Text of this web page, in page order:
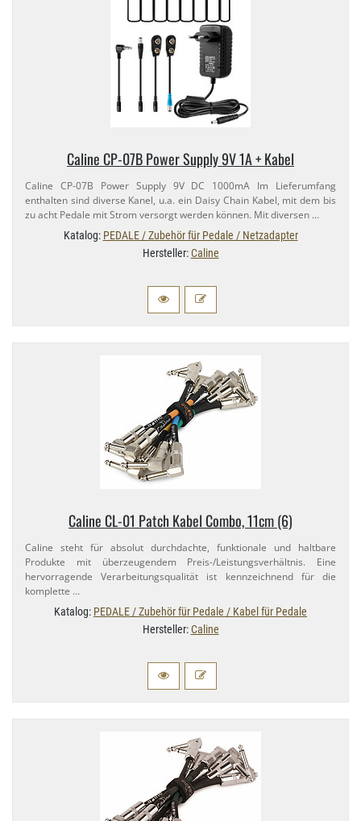
Caline CP-​07B Power Supply 9V 1A + Kabel
Caline CP-​07B Power Supply 9V DC 1000mA Im Lieferumfang
enthalten sind diverse Kanel, u.​a. ein Daisy Chain Kabel, mit dem bis
zu acht Pedale mit Strom versorgt werden können. Mit diversen …
Katalog: PEDALE / Zubehör für Pedale / Netzadapter
Hersteller:Caline
Caline CL-​01 Patch Kabel Combo, 11cm (6)
Caline steht für absolut durchdachte, funktionale und haltbare
Produkte mit überzeugendem Preis-​/Leistungsverhältnis. Eine
hervorragende Verarbeitungsqualität ist kennzeichnend für die
komplette …
Katalog: PEDALE / Zubehör für Pedale / Kabel für Pedale
Hersteller:Caline